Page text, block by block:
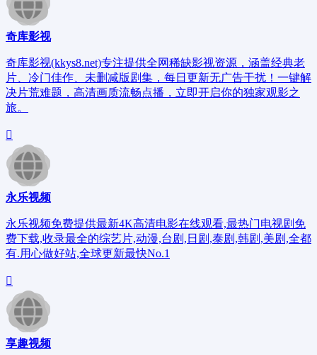
奇库影视
奇库影视(kkys8.net)专注提供全网稀缺影视资源，涵盖经典老
片、冷门佳作、未删减版剧集，每日更新无广告干扰！一键解
决片荒难题，高清画质流畅点播，立即开启你的独家观影之
旅。
永乐视频
永乐视频免费提供最新4K高清电影在线观看,最热门电视剧免
费下载,收录最全的综艺片,动漫,台剧,日剧,泰剧,韩剧,美剧,全都
有.用心做好站,全球更新最快No.1
享趣视频